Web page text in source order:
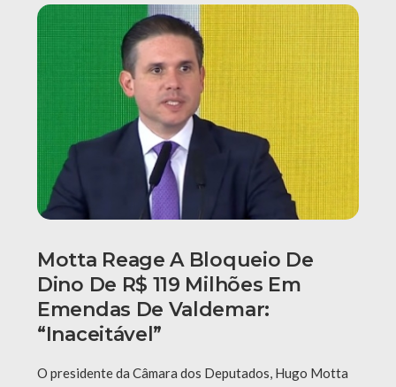
Motta Reage A Bloqueio De
Dino De R$ 119 Milhões Em
Emendas De Valdemar:
“Inaceitável”
O presidente da Câmara dos Deputados, Hugo Motta